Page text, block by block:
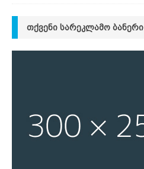
ᲗᲥᲕᲔᲜᲘ ᲡᲐᲠᲔᲙᲚᲐᲛᲝ ᲑᲐᲜᲔᲠᲘ